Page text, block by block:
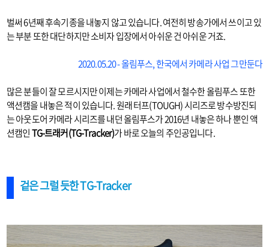
벌써 6년째 후속기종을 내놓지 않고 있습니다. 여전히 방송가에서 쓰이고 있
는 부분 또한 대단하지만 소비자 입장에서 아쉬운 건 아쉬운 거죠.
2020.05.20 - 올림푸스, 한국에서 카메라 사업 그만둔다
많은 분들이 잘 모르시지만 이제는 카메라 사업에서 철수한 올림푸스 또한
액션캠을 내놓은 적이 있습니다. 원래 터프(TOUGH) 시리즈로 방수방진되
는 아웃도어 카메라 시리즈를 내던 올림푸스가 2016년 내놓은 하나 뿐인 액
션캠인TG-트래커(TG-Tracker)가 바로 오늘의 주인공입니다.
겉은 그럴 듯한TG-Tracker